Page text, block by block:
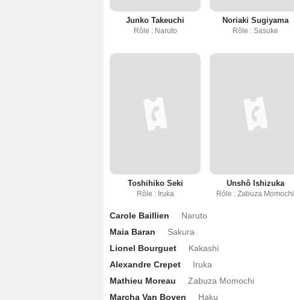
Junko Takeuchi
Rôle : Naruto
Noriaki Sugiyama
Rôle : Sasuke
Toshihiko Seki
Rôle : Iruka
Unshô Ishizuka
Rôle : Zabuza Momochi
Carole Baillien
Naruto
Maia Baran
Sakura
Lionel Bourguet
Kakashi
Alexandre Crepet
Iruka
Mathieu Moreau
Zabuza Momochi
Marcha Van Boven
Haku